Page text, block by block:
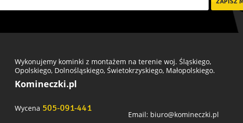
Wykonujemy kominki z montażem na terenie woj. Śląskiego,
Opolskiego, Dolnośląskiego, Świetokrzyskiego, Małopolskiego.
Komineczki.pl
Wycena 505-091-441
Email: biuro@komineczki.pl